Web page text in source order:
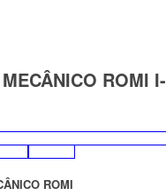
ROMI I-
ROMI